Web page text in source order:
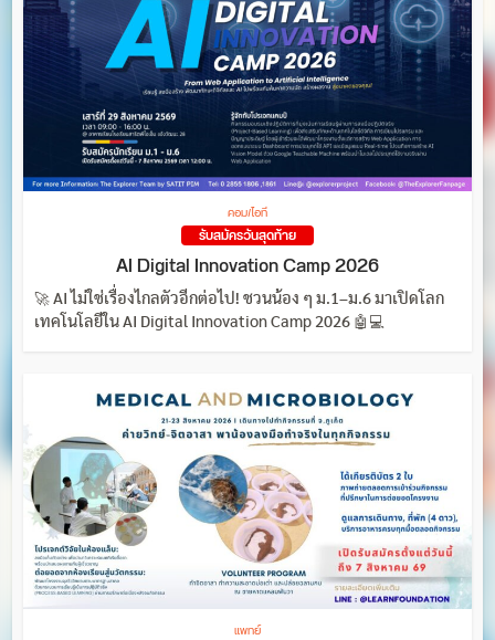
คอม/ไอที
รับสมัครวันสุดท้าย
AI Digital Innovation Camp 2026
🚀 AI ไม่ใช่เรื่องไกลตัวอีกต่อไป! ชวนน้อง ๆ ม.1–ม.6 มาเปิดโลก
เทคโนโลยีใน AI Digital Innovation Camp 2026 🤖💻
แพทย์